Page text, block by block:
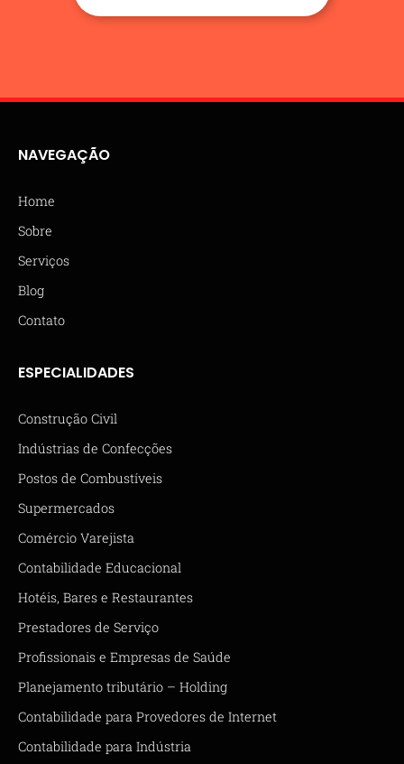
NAVEGAÇÃO
Home
Sobre
Serviços
Blog
Contato
ESPECIALIDADES
Construção Civil
Indústrias de Confecções
Postos de Combustíveis
Supermercados
Comércio Varejista
Contabilidade Educacional
Hotéis, Bares e Restaurantes
Prestadores de Serviço
Profissionais e Empresas de Saúde
Planejamento tributário – Holding
Contabilidade para Provedores de Internet
Contabilidade para Indústria